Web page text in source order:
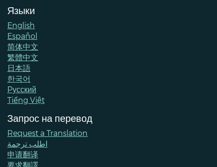
Языки
English
Español
简体中文
繁體中文
日本語
한국어
Pусский
Tiếng Việt
Запрос на перевод
Request a Translation
اطلب ترجمة
申请翻译
要求翻譯